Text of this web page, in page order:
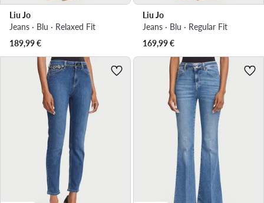
Liu Jo
Jeans · Blu · Relaxed Fit
189,99€
Liu Jo
Jeans · Blu · Regular Fit
169,99€